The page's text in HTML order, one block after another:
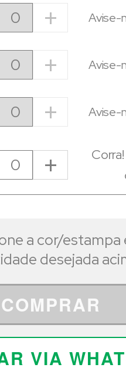
+ Avise-
+ Avise-
+ Avise-
+
a cor/estampa
desejada
COMPRAR
VIA